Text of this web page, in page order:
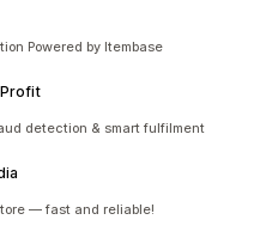
Powered by Itembase
Profit
detection & smart fulfilment
— fast and reliable!